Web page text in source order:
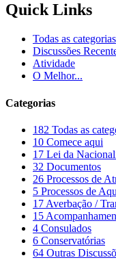
Quick Links
Todas as categorias
Discussões
Atividade
O Melhor...
Categorias
182 Todas as
10 Comece aqui
17 Lei da
32 Documentos
26 Processos de
5 Processos de
17 Averbação /
15
4 Consulados
6 Conservatórias
64 Outras